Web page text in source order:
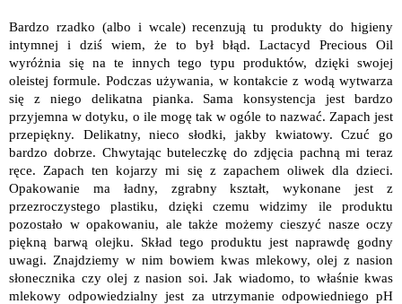
Bardzo rzadko (albo i wcale) recenzują tu produkty do higieny
intymnej i dziś wiem, że to był błąd. Lactacyd Precious Oil
wyróżnia się na te innych tego typu produktów, dzięki swojej
oleistej formule. Podczas używania, w kontakcie z wodą wytwarza
się z niego delikatna pianka. Sama konsystencja jest bardzo
przyjemna w dotyku, o ile mogę tak w ogóle to nazwać. Zapach jest
przepiękny. Delikatny, nieco słodki, jakby kwiatowy. Czuć go
bardzo dobrze. Chwytając buteleczkę do zdjęcia pachną mi teraz
ręce. Zapach ten kojarzy mi się z zapachem oliwek dla dzieci.
Opakowanie ma ładny, zgrabny kształt, wykonane jest z
przezroczystego plastiku, dzięki czemu widzimy ile produktu
pozostało w opakowaniu, ale także możemy cieszyć nasze oczy
piękną barwą olejku. Skład tego produktu jest naprawdę godny
uwagi. Znajdziemy w nim bowiem kwas mlekowy, olej z nasion
słonecznika czy olej z nasion soi. Jak wiadomo, to właśnie kwas
mlekowy odpowiedzialny jest za utrzymanie odpowiedniego pH